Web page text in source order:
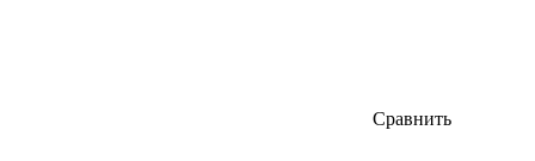
Сравнить